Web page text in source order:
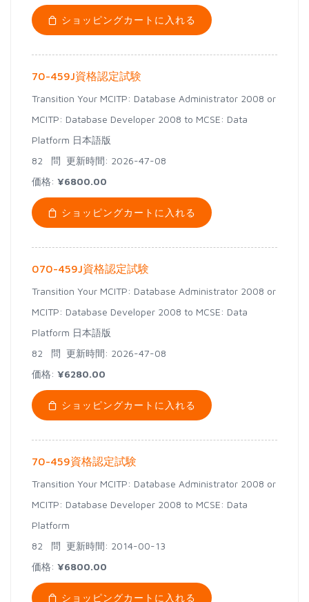
ショッピングカートに入れる
70-459J資格認定試験
Transition Your MCITP: Database Administrator 2008 or
MCITP: Database Developer 2008 to MCSE: Data
Platform 日本語版
82 問 更新時間: 2026-47-08
価格: ¥6800.00
ショッピングカートに入れる
070-459J資格認定試験
Transition Your MCITP: Database Administrator 2008 or
MCITP: Database Developer 2008 to MCSE: Data
Platform 日本語版
82 問 更新時間: 2026-47-08
価格: ¥6280.00
ショッピングカートに入れる
70-459資格認定試験
Transition Your MCITP: Database Administrator 2008 or
MCITP: Database Developer 2008 to MCSE: Data
Platform
82 問 更新時間: 2014-00-13
価格: ¥6800.00
ショッピングカートに入れる